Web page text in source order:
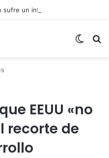
EEUU «no
recorte de